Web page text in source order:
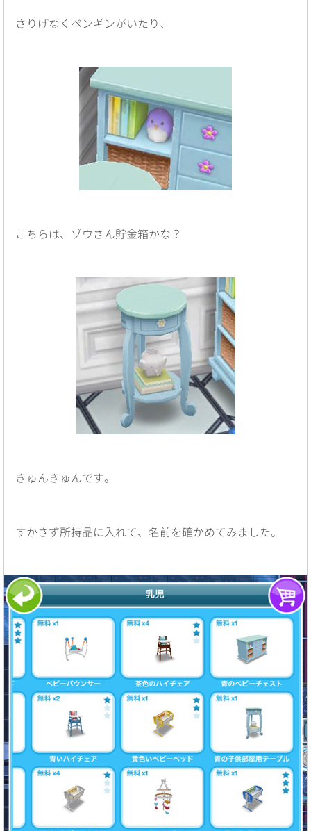
さりげなくペンギンがいたり、
こちらは、ゾウさん貯金箱かな？
きゅんきゅんです。
すかさず所持品に入れて、名前を確かめてみました。